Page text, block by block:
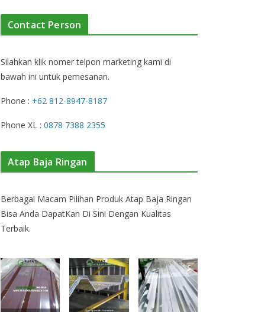
Contact Person
Silahkan klik nomer telpon marketing kami di
bawah ini untuk pemesanan.
Phone : +62 812-8947-8187
Phone XL : 0878 7388 2355
Atap Baja Ringan
Berbagai Macam Pilihan Produk Atap Baja Ringan
Bisa Anda DapatKan Di Sini Dengan Kualitas
Terbaik.